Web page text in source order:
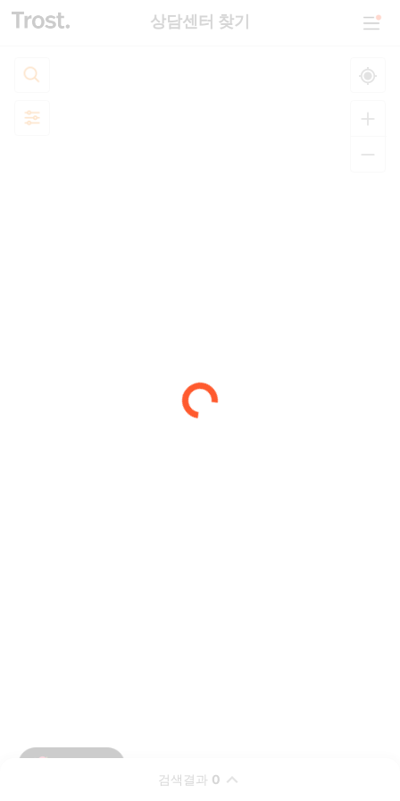
상담센터 찾기
검색결과 0